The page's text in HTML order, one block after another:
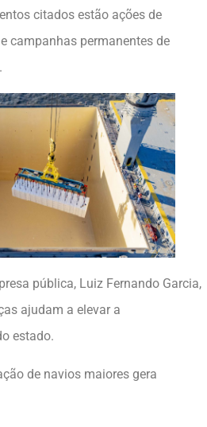
citados estão ações de
campanhas permanentes de
pública, Luiz Fernando Garcia,
ajudam a elevar a
estado.
de navios maiores gera